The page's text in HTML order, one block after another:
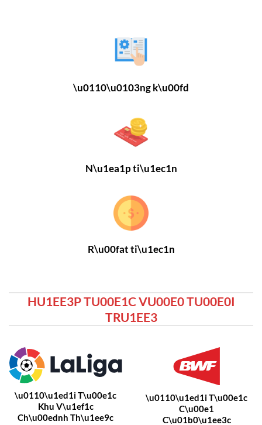
\u0110\u0103ng k\u00fd
N\u1ea1p ti\u1ec1n
R\u00fat ti\u1ec1n
HU1EE3P TU00E1C VU00E0 TU00E0I
TRU1EE3
\u0110\u1ed1i T\u00e1c
Khu V\u1ef1c
Ch\u00ednh Th\u1ee9c
\u0110\u1ed1i T\u00e1c
C\u00e1
C\u01b0\u1ee3c